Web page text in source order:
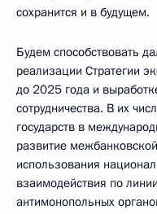
сохранится и в будущем.
Будем способствовать
реализации Стратегии
до 2025 года и
сотрудничества. В их
государств в
развитие
использования
взаимодействия по
антимонопольных